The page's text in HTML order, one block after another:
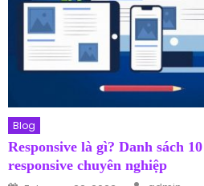
Blog
Responsive là gì? Danh sách
responsive chuyên nghiệp